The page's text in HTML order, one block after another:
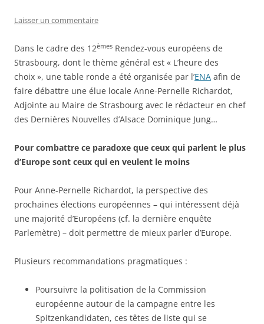
Laisser un commentaire
Dans le cadre des 12èmes Rendez-vous européens de
Strasbourg, dont le thème général est « L’heure des
choix », une table ronde a été organisée par l’ENA afin de
faire débattre une élue locale Anne-Pernelle Richardot,
Adjointe au Maire de Strasbourg avec le rédacteur en chef
des Dernières Nouvelles d’Alsace Dominique Jung…
Pour combattre ce paradoxe que ceux qui parlent le plus
d’Europe sont ceux qui en veulent le moins
Pour Anne-Pernelle Richardot, la perspective des
prochaines élections européennes – qui intéressent déjà
une majorité d’Européens (cf. la dernière enquête
Parlemètre) – doit permettre de mieux parler d’Europe.
Plusieurs recommandations pragmatiques :
Poursuivre la politisation de la Commission
européenne autour de la campagne entre les
Spitzenkandidaten, ces têtes de liste qui se